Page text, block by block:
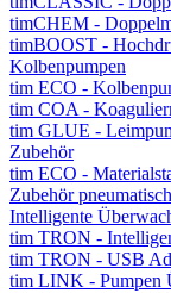
timCHEM -
timBOOST -
Kolbenpumpen
tim ECO -
tim COA -
tim GLUE -
Zubehör
tim ECO -
Zubehör
Intelligente
tim TRON -
tim TRON - USB
tim LINK - Pumpen